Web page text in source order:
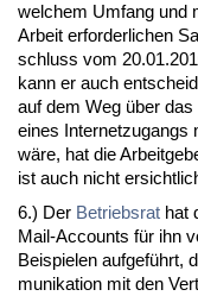
wel­chem Um­fang und
Ar­beit er­for­der­li­chen
schluss vom
kann er auch
auf dem Weg über
ei­nes In­ter­net­zu­gangs
wäre, hat die
ist auch nicht
6.) Der Be­triebs­rat hat
Mail-Ac­counts für ihn
Bei­spie­len auf­geführt,
mu­ni­ka­ti­on mit den